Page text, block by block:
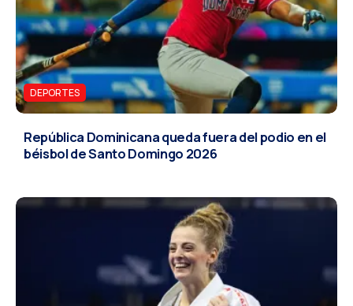
DEPORTES
República Dominicana queda fuera del podio en el
béisbol de Santo Domingo 2026